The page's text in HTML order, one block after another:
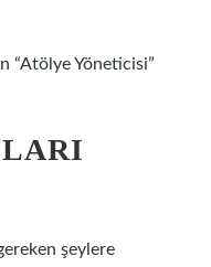
“Atölye Yöneticisi”
şeylere